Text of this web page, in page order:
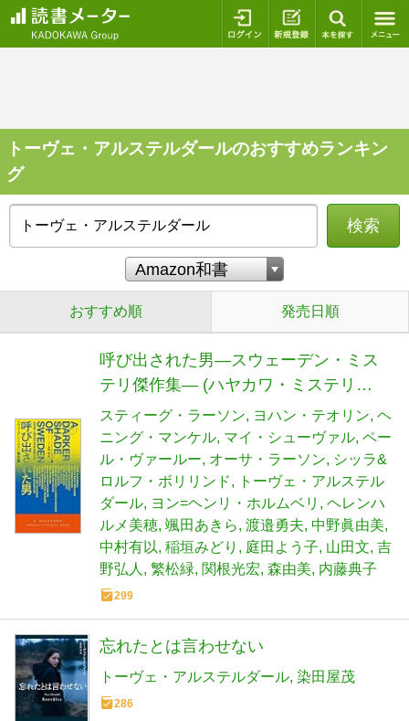
ログイン 新規登録
トーヴェ・アルステルダールのおすすめランキン
グ
検索
おすすめ順 発売日順
呼び出された男―スウェーデン・ミス
テリ傑作集― (ハヤカワ・ミステリ
1922)
スティーグ・ラーソン ヨハン・テオリン ヘ
ニング・マンケル マイ・シューヴァル ペー
ル・ヴァールー オーサ・ラーソン
シッラ&
ロルフ・ボリリンド
トーヴェ・アルステル
ダール ヨン=ヘンリ・ホルムベリ
ヘレンハ
ルメ美穂 颯田あきら 渡邉勇夫 中野眞由美
中村有以 稲垣みどり 庭田よう子 山田文 吉
野弘人
繁松緑 関根光宏 森由美 内藤典子
299
忘れたとは言わせない
トーヴェ・アルステルダール 染田屋茂
286